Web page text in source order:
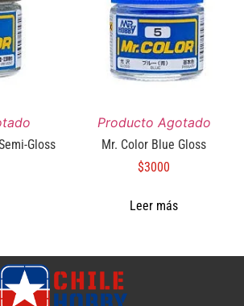
Gloss
Producto Agotado
Mr. Color Blue Gloss
$3000
Leer más